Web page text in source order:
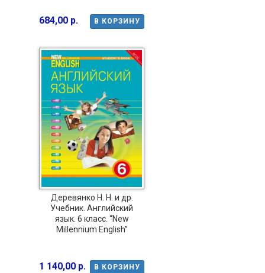
В КОРЗИНУ
684,00 р.
Деревянко Н. Н. и др.
Учебник. Английский
язык. 6 класс. “New
Millennium English”
В КОРЗИНУ
1 140,00 р.